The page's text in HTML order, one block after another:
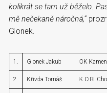
kolikrát se tam už běželo.
mě nečekaně náročná,“
Glonek.
1. Glonek Jakub OK
2. Křivda Tomáš K.O.B.